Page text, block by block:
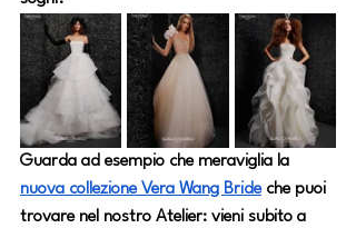
Guarda ad esempio che meraviglia la
nuova collezione Vera Wang Bride che puoi
trovare nel nostro Atelier: vieni subito a